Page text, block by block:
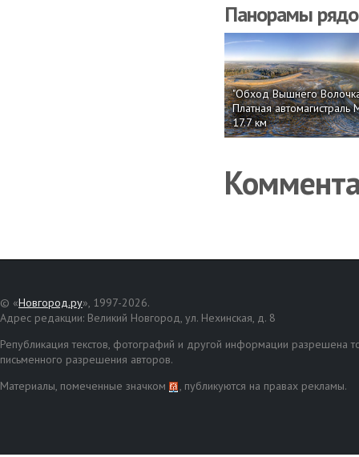
Панорамы
"Обход Вышнего
Платная
17.7 км
© «Новгород.ру», 1997-2026.
Адрес редакции: Великий Новгород, ул. Нехинская, д. 8
Републикация текстов, фотографий и другой информации разрешена
письменного разрешения авторов.
Материалы, помеченные значком
, публикуются на правах рекламы.